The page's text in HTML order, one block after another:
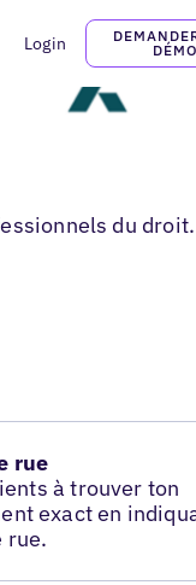
Login
DÉMO
du
rue
à trouver ton
exact en
rue.